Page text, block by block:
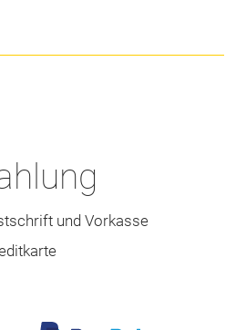
ausschließlich der allgemeinen
diagnostischen Methoden, Behandlungen
für eigenständige Diagnose oder den
einer Behandlung von Krankheiten
Konsultiere bei gesundheitlichen Fragen
Tier immer den Tierarzt Deines Vertrauens!
und Vorkasse